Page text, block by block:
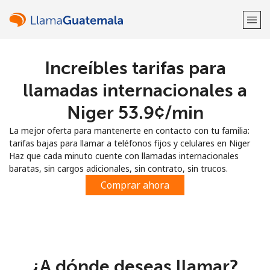
¡Bienvenido!
Regístrate con
Increíbles tarifas para
llamadas internacionales a
Niger ⁦53.9¢⁩/min
La mejor oferta para mantenerte en contacto con tu familia:
tarifas bajas para llamar a teléfonos fijos y celulares en Niger
Haz que cada minuto cuente con llamadas internacionales
baratas, sin cargos adicionales, sin contrato, sin trucos.
Comprar ahora